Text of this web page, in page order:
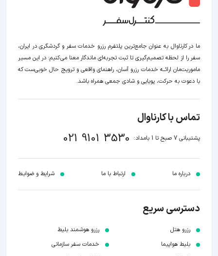
ما در کارناوال به عنوان جامع‌ترین پلتفرم رزرو خدمات سفر و گردشگری در ایران،
سفر را از لحظه‌ تصمیم‌گیری تا ثبت تجربه‌ای ماندگار معنا می‌کنیم؛ در این مسیر‍
ماموریت‌مان اراﺋــﻪ خدمات رزرو آسان، راهنمای واقعی و ترویج حال خوبی‌ست که
با دعوت به حرکت، پویایی و شادی جمعی همراه باشد.
تماس با کارناوال
پشتیبانی 7 صبح تا 1 بامداد: 021 9101 3530
درباره ما ارتباط با ما شرایط و ضوابـط
دسترسی سریع
رزرو هتل
بلیط هواپیما
رزرو هوشمند بلیط
خدمات سفر سازمانی